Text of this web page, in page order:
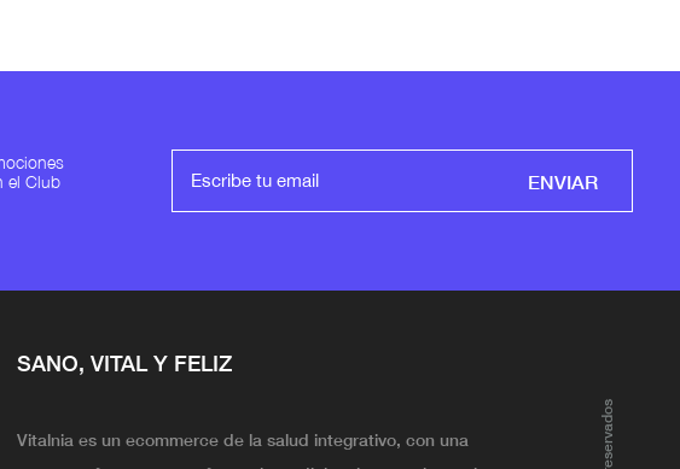
el Club
ENVIAR
SANO, VITAL Y FELIZ
Vitalnia es un ecommerce de la salud integrativo, con una